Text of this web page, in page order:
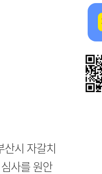
시 자갈치
사를 원안